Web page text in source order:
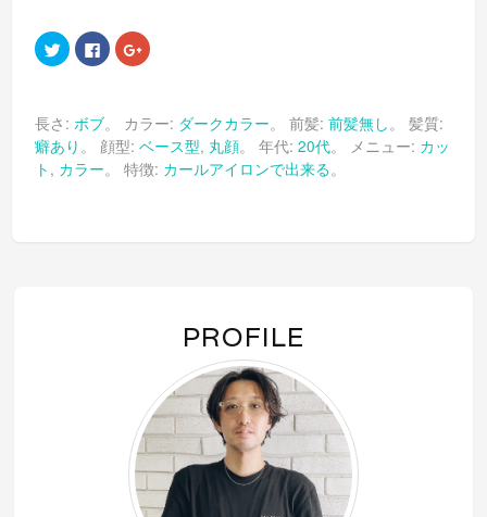
ク
リ
Twitter
共
有
(新
ン
Facebook
で
に
は
ク
ッ
だ
ク
リ
Google+
で
共
有
(新
ン
長さ: ボブ。 カラー: ダークカラー。 前髪: 前髪無し 。 髪質:
癖あり 。 顔型: ベース型, 丸顔。 年代: 20代。 メニュー: カッ
ト , カラー。 特徴: カールアイロンで出来る。
PROFILE